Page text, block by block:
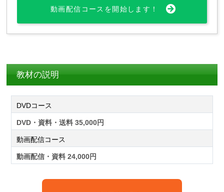
動画配信コースを開始します！
教材の説明
DVDコース
DVD・資料・送料 35,000円
動画配信コース
動画配信・資料 24,000円